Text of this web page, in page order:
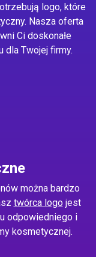
logo, które
Nasza oferta
Ci doskonałe
dla Twojej firmy.
można bardzo
twórca logojest
odpowiedniego i
kosmetycznej.